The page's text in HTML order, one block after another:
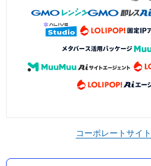
コーポレートサイト